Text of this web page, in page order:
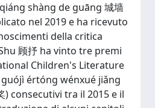
shàng de guāng 城墙
nel 2019 e ha ricevuto
della critica
顾抒 ha vinto tre premi
Children's Literature
értóng wénxué jiǎng
) consecutivi tra il 2015 e il